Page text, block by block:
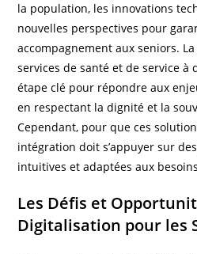
la population, les innovations
nouvelles perspectives pour
accompagnement aux seniors.
services de santé et de service
étape clé pour répondre aux
en respectant la dignité et la
Cependant, pour que ces
intégration doit s’appuyer sur
intuitives et adaptées aux
Les Défis et
Digitalisation pour les